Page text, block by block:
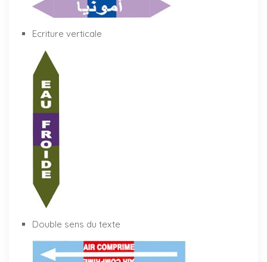
Ecriture verticale
Double sens du texte